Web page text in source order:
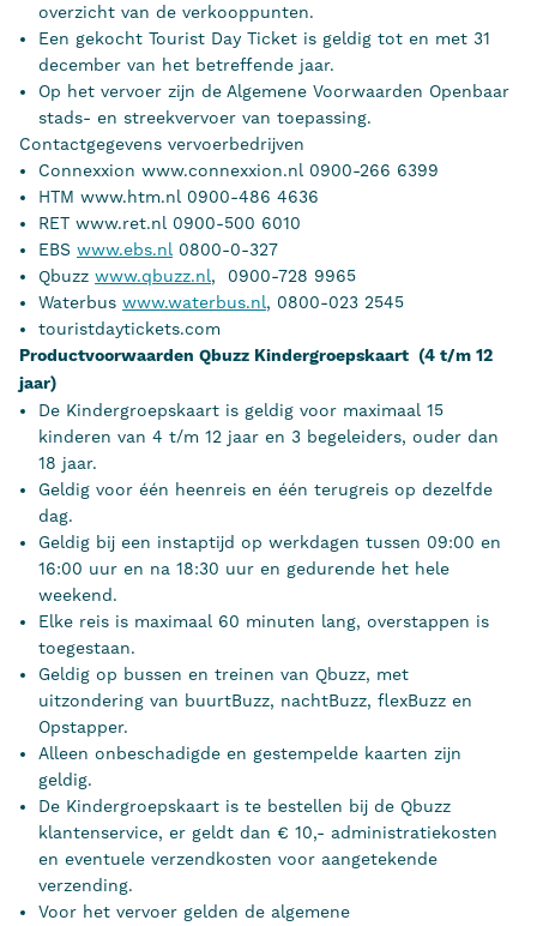
overzicht van de verkooppunten.
Een gekocht Tourist Day Ticket is geldig tot en met 31
december van het betreffende jaar.
Op het vervoer zijn de Algemene Voorwaarden Openbaar
stads- en streekvervoer van toepassing.
Contactgegevens vervoerbedrijven
Connexxion www.connexxion.nl 0900-266 6399
HTM www.htm.nl 0900-486 4636
RET www.ret.nl 0900-500 6010
EBS www.ebs.nl 0800-0-327
Qbuzz www.qbuzz.nl, 0900-728 9965
Waterbus www.waterbus.nl, 0800-023 2545
touristdaytickets.com
Productvoorwaarden Qbuzz Kindergroepskaart (4 t/m 12
jaar)
De Kindergroepskaart is geldig voor maximaal 15
kinderen van 4 t/m 12 jaar en 3 begeleiders, ouder dan
18 jaar.
Geldig voor één heenreis en één terugreis op dezelfde
dag.
Geldig bij een instaptijd op werkdagen tussen 09:00 en
16:00 uur en na 18:30 uur en gedurende het hele
weekend.
Elke reis is maximaal 60 minuten lang, overstappen is
toegestaan.
Geldig op bussen en treinen van Qbuzz, met
uitzondering van buurtBuzz, nachtBuzz, flexBuzz en
Opstapper.
Alleen onbeschadigde en gestempelde kaarten zijn
geldig.
De Kindergroepskaart is te bestellen bij de Qbuzz
klantenservice, er geldt dan € 10,- administratiekosten
en eventuele verzendkosten voor aangetekende
verzending.
Voor het vervoer gelden de algemene